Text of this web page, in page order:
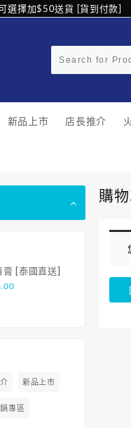
選擇加$50送貨 [貨到付款]
新品上市 店長推介
[泰國直送]
新品上市
專區
購